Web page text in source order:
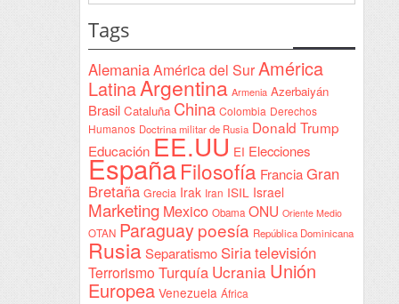
Yeda
en
Sudán
Tags
AlemaniaAmérica del SurAmérica
LatinaArgentina Armenia Azerbaiyán
Brasil Cataluña China Colombia Derechos
Humanos Doctrina militar de Rusia Donald Trump
EducaciónEE.UU EI Elecciones
España Filosofía Francia Gran
Bretaña Grecia Irak Iran ISIL Israel
Marketing Mexico Obama ONU Oriente Medio
OTAN Paraguay poesía República Dominicana
Rusia Separatismo Siriatelevisión
Terrorismo Turquía Ucrania Unión
Europea Venezuela África